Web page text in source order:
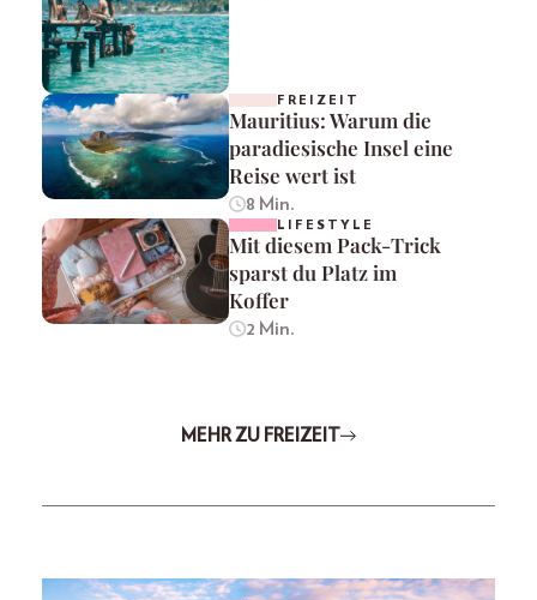
FREIZEIT
Mauritius: Warum die
paradiesische Insel eine
Reise wert ist
8 Min.
LIFESTYLE
Mit diesem Pack-Trick
sparst du Platz im
Koffer
2 Min.
MEHR ZU FREIZEIT